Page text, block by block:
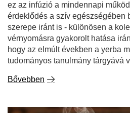
ez az infúzió a mindennapi
érdeklődés a szív egészségében
szerepe iránt is - különösen a
vérnyomásra gyakorolt hatása
hogy az elmúlt években a yerba
tudományos tanulmány tárgyává
Bővebben